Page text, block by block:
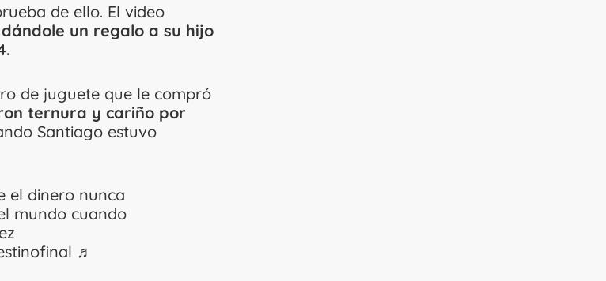
de ello. El video
un regalo a su hijo
de juguete que le compró
ternura y cariño por
Santiago estuvo
el dinero nunca
mundo cuando
♬